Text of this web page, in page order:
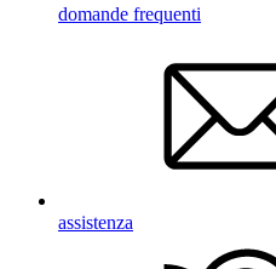
domande frequenti
assistenza